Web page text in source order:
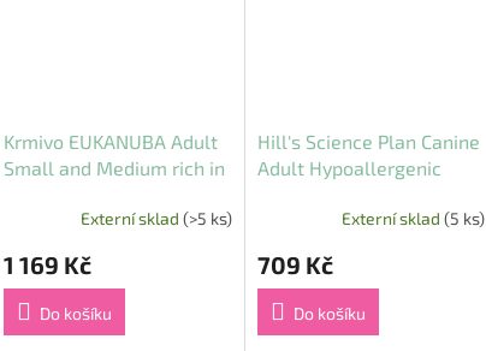
Krmivo EUKANUBA Adult
Small and Medium rich in
Externí sklad (>5 ks)
1 169 Kč
Do košíku
Hill's Science Plan Canine
Adult Hypoallergenic
Externí sklad(5 ks)
709 Kč
Do košíku